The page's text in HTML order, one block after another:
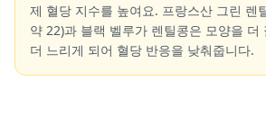
제 혈당 지수를 높여요. 프랑스산 그린 렌
약 22)과 블랙 벨루가 렌틸콩은 모양을 더
더 느리게 되어 혈당 반응을 낮춰줍니다.